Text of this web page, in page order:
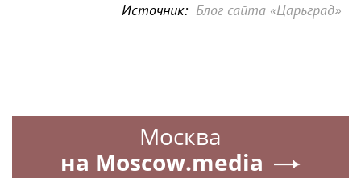
Источник: Блог сайта «Царьград»
Москва
на Moscow.media